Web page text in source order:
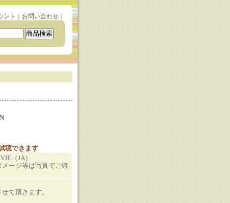
ント お問い合わせ｜
聴できます
（JA）
ージ等は写真でご確
て頂きます。